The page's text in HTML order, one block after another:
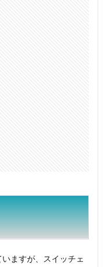
ますが、スイッチェ